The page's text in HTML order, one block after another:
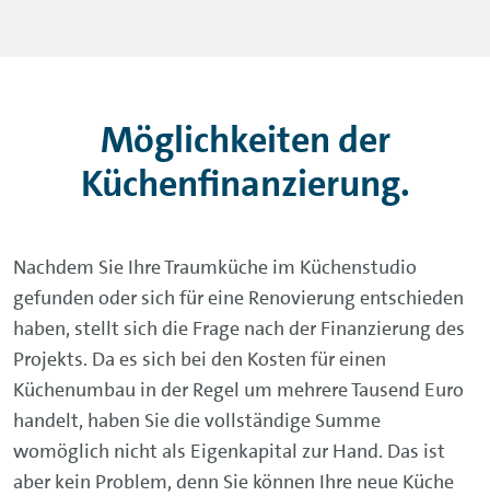
Möglichkeiten der
Küchenfinanzierung.
Nachdem Sie Ihre Traumküche im Küchenstudio
gefunden oder sich für eine Renovierung entschieden
haben, stellt sich die Frage nach der Finanzierung des
Projekts. Da es sich bei den Kosten für einen
Küchenumbau in der Regel um mehrere Tausend Euro
handelt, haben Sie die vollständige Summe
womöglich nicht als Eigenkapital zur Hand. Das ist
aber kein Problem, denn Sie können Ihre neue Küche